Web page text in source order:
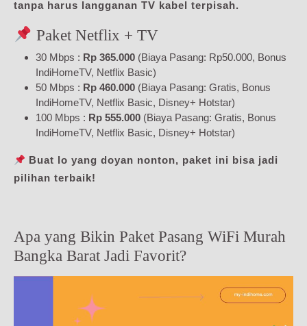
tanpa harus langganan TV kabel terpisah.
Paket Netflix + TV
30 Mbps : Rp 365.000 (Biaya Pasang: Rp50.000, Bonus
IndiHomeTV, Netflix Basic)
50 Mbps : Rp 460.000 (Biaya Pasang: Gratis, Bonus
IndiHomeTV, Netflix Basic, Disney+ Hotstar)
100 Mbps : Rp 555.000 (Biaya Pasang: Gratis, Bonus
IndiHomeTV, Netflix Basic, Disney+ Hotstar)
Buat lo yang doyan nonton, paket ini bisa jadi
pilihan terbaik!
Apa yang Bikin Paket Pasang WiFi Murah
Bangka Barat Jadi Favorit?